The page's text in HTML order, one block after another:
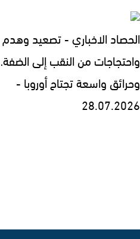
الحصاد الاخباري - تصعيد وهدم
واحتجاجات من النقب إلى
وحرائق واسعة تجتاح أوروبا -
28.07.2026